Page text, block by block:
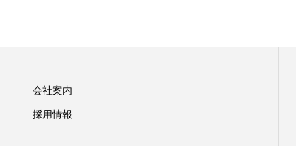
会社案内
採用情報